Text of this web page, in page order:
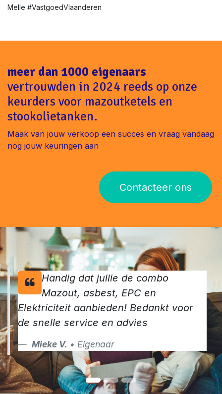
Melle #VastgoedVlaanderen
meer dan 1000 eigenaars
vertrouwden in 2024 reeds op onze
keurders voor mazoutketels en
stookolietanken.
Maak van jouw verkoop een succes en vraag vandaag
nog jouw keuringen aan
Contacteer ons
Handig dat jullie de combo
Mazout, asbest, EPC en
Elektriciteit aanbieden! Bedankt voor
de snelle service en advies
Mieke V. • Eigenaar